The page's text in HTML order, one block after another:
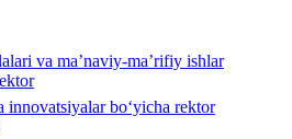
va ma’naviy-ma’rifiy ishlar
innovatsiyalar bo‘yicha rektor